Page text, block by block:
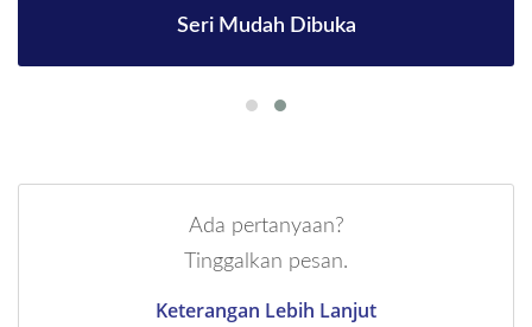
Seri Mudah Dibuka
Ada pertanyaan?
Tinggalkan pesan.
Keterangan Lebih Lanjut